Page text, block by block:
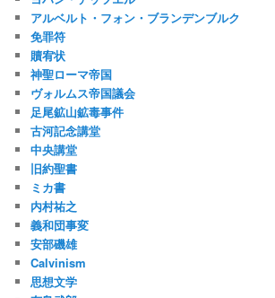
アルベルト・フォン・ブランデンブルク
免罪符
贖宥状
神聖ローマ帝国
ヴォルムス帝国議会
足尾鉱山鉱毒事件
古河記念講堂
中央講堂
旧約聖書
ミカ書
内村祐之
義和団事変
安部磯雄
Calvinism
思想文学